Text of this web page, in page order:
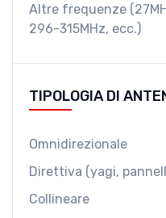
Altre frequenze
296-315MHz, ecc.)
TIPOLOGIA DI
Omnidirezionale
Direttiva (yagi,
Collineare